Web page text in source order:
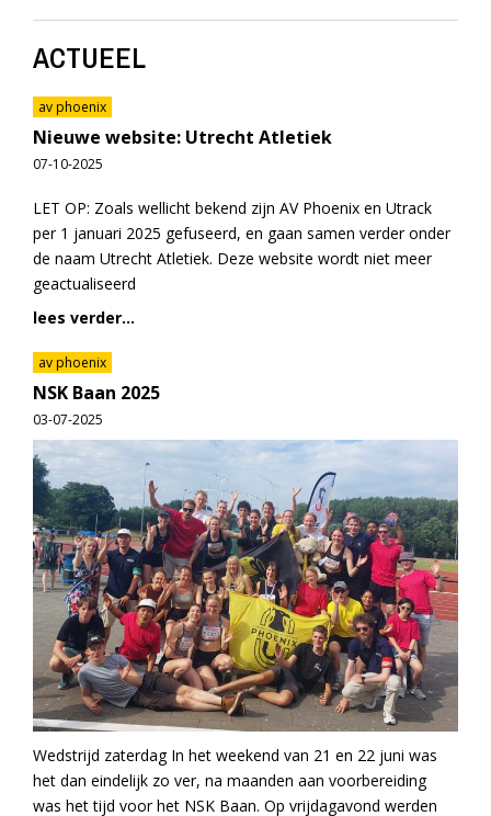
ACTUEEL
av phoenix
Nieuwe website: Utrecht Atletiek
07-10-2025
LET OP: Zoals wellicht bekend zijn AV Phoenix en Utrack
per 1 januari 2025 gefuseerd, en gaan samen verder onder
de naam Utrecht Atletiek. Deze website wordt niet meer
geactualiseerd
lees verder...
av phoenix
NSK Baan 2025
03-07-2025
Wedstrijd zaterdag In het weekend van 21 en 22 juni was
het dan eindelijk zo ver, na maanden aan voorbereiding
was het tijd voor het NSK Baan. Op vrijdagavond werden